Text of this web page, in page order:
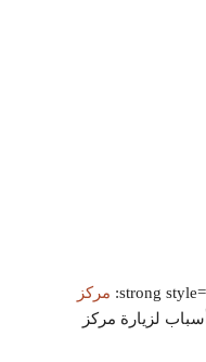
مركز
rgb(71, 71, 73);”>٥ أسباب لزيارة مركز